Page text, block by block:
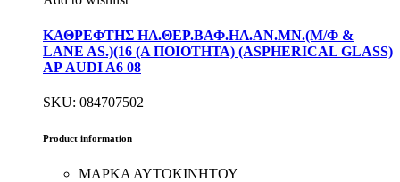
ΚΑΘΡΕΦΤΗΣ ΗΛ.ΘΕΡ.ΒΑΦ.ΗΛ.ΑΝ.ΜΝ.(Μ/Φ &
LANE AS.)(16 (Α ΠΟΙΟΤΗΤΑ) (ASPHERICAL GLASS)
ΑΡ AUDI A6 08
SKU: 084707502
Product information
ΜΑΡΚΑ ΑΥΤΟΚΙΝΗΤΟΥ